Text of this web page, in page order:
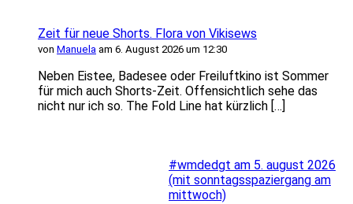
Zeit für neue Shorts. Flora von Vikisews
von Manuela am 6. August 2026 um 12:30
Neben Eistee, Badesee oder Freiluftkino ist Sommer
für mich auch Shorts-Zeit. Offensichtlich sehe das
nicht nur ich so. The Fold Line hat kürzlich […]
#wmdedgt am 5. august 2026
(mit sonntagsspaziergang am
mittwoch)